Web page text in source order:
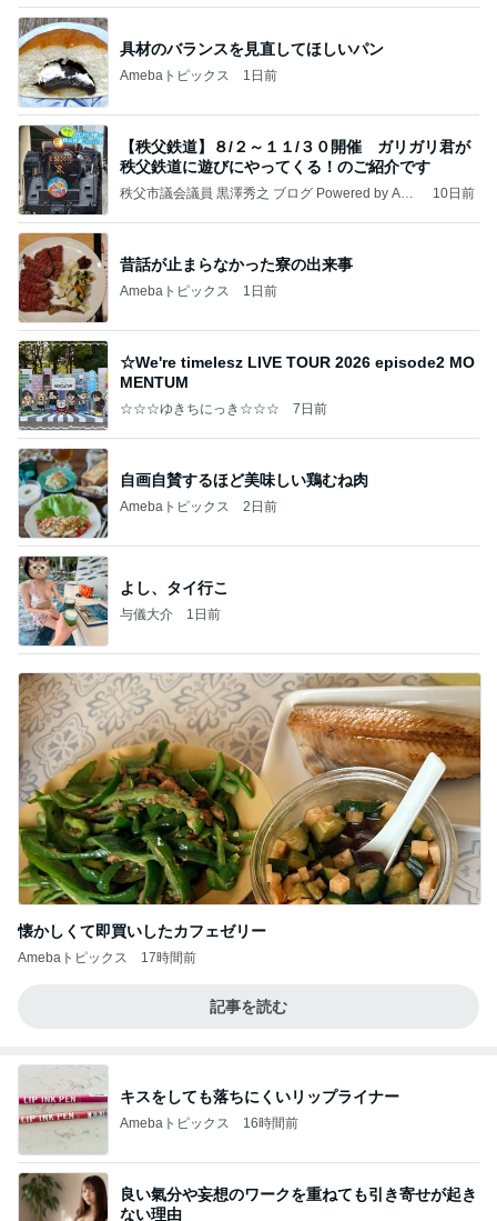
具材のバランスを見直してほしいパン
Amebaトピックス 1日前
【秩父鉄道】８/２～１１/３０開催 ガリガリ君が
秩父鉄道に遊びにやってくる！のご紹介です
秩父市議会議員 黒澤秀之 ブログ Powered by Ame
10日前
昔話が止まらなかった寮の出来事
Amebaトピックス 1日前
☆We're timelesz LIVE TOUR 2026 episode2 MO
MENTUM
☆☆☆ゆきちにっき☆☆☆ 7日前
自画自賛するほど美味しい鶏むね肉
Amebaトピックス 2日前
よし、タイ行こ
与儀大介 1日前
懐かしくて即買いしたカフェゼリー
Amebaトピックス 17時間前
記事を読む
キスをしても落ちにくいリップライナー
Amebaトピックス 16時間前
良い氣分や妄想のワークを重ねても引き寄せが起き
ない理由